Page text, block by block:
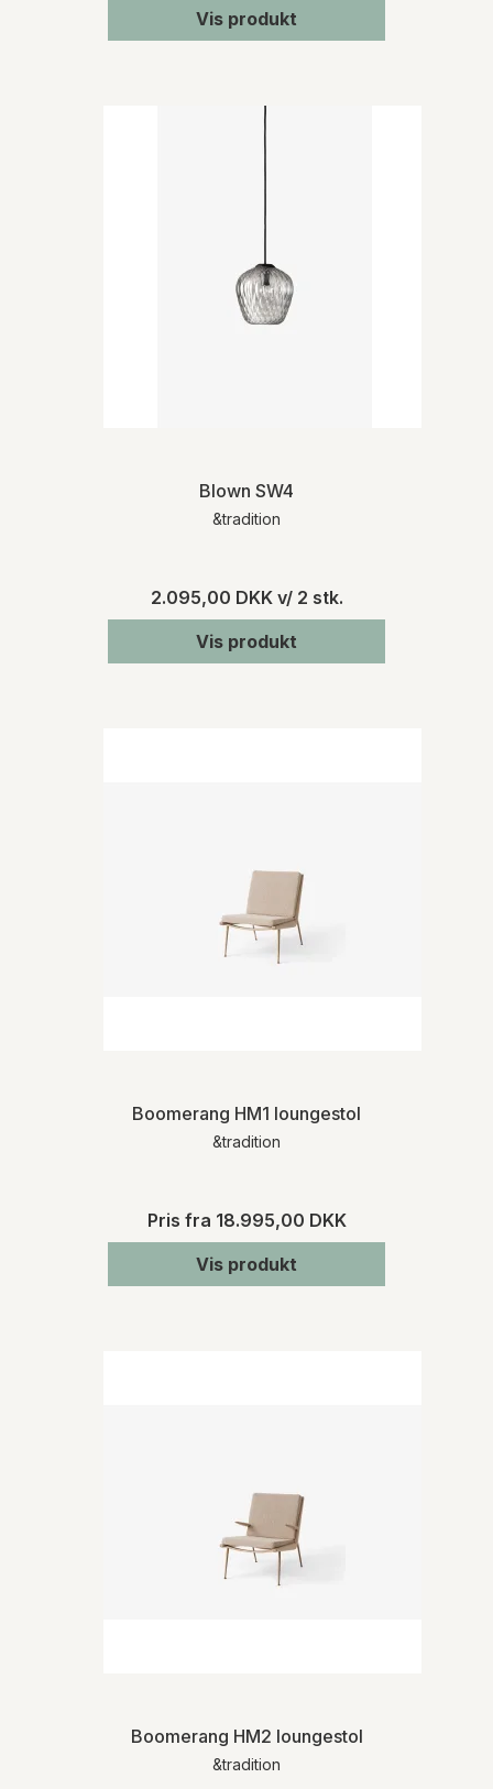
Vis produkt
Blown SW4
&tradition
2.095,00 DKKv/ 2 stk.
Vis produkt
Boomerang HM1 loungestol
&tradition
Pris fra 18.995,00 DKK
Vis produkt
Boomerang HM2 loungestol
&tradition